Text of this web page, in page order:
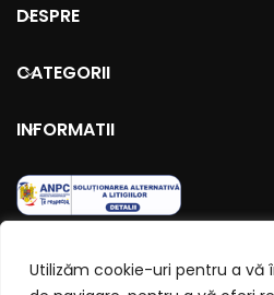
Utilizăm cookie-uri pentru a vă
DESPRE
CATEGORII
INFORMATII